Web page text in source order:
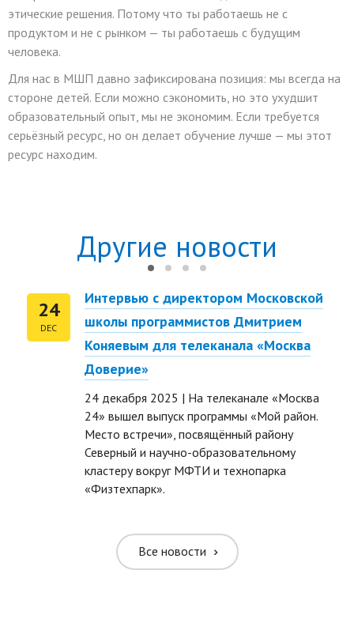
этические решения. Потому что ты работаешь не с
продуктом и не с рынком — ты работаешь с будущим
человека.
Для нас в МШП давно зафиксирована позиция: мы всегда на
стороне детей. Если можно сэкономить, но это ухудшит
образовательный опыт, мы не экономим. Если требуется
серьёзный ресурс, но он делает обучение лучше — мы этот
ресурс находим.
Другие новости
24
DEC
Интервью с директором Московской
школы программистов Дмитрием
Коняевым для телеканала «Москва
Доверие»
24 декабря 2025 | На телеканале «Москва
24» вышел выпуск программы «Мой район.
Место встречи», посвящённый району
Северный и научно-образовательному
кластеру вокруг МФТИ и технопарка
«Физтехпарк».
Все новости
размер текста
размер текста